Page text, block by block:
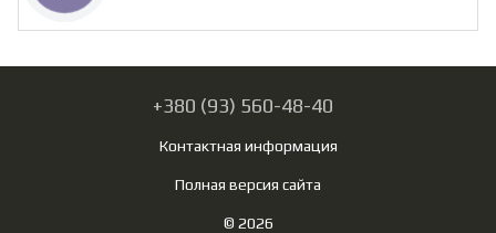
+380 (93) 560-48-40
Контактная информация
Полная версия сайта
© 2026